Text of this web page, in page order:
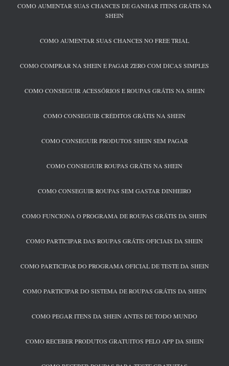
COMO AUMENTAR SUAS CHANCES DE GANHAR ITENS GRÁTIS NA
SHEIN
COMO AUMENTAR SUAS CHANCES NO FREE TRIAL
COMO COMPRAR NA SHEIN E PAGAR ZERO COM DICAS SIMPLES
COMO CONSEGUIR ACESSÓRIOS E ROUPAS GRÁTIS NA SHEIN
COMO CONSEGUIR CRÉDITOS GRÁTIS NA SHEIN
COMO CONSEGUIR PRODUTOS SHEIN SEM PAGAR
COMO CONSEGUIR ROUPAS GRÁTIS NA SHEIN
COMO CONSEGUIR ROUPAS SEM GASTAR DINHEIRO
COMO FUNCIONA O PROGRAMA DE ROUPAS GRÁTIS DA SHEIN
COMO PARTICIPAR DAS ROUPAS GRÁTIS OFICIAIS DA SHEIN
COMO PARTICIPAR DO PROGRAMA OFICIAL DE TESTE DA SHEIN
COMO PARTICIPAR DO SISTEMA DE ROUPAS GRÁTIS DA SHEIN
COMO PEGAR ITENS DA SHEIN ANTES DE TODO MUNDO
COMO RECEBER PRODUTOS GRATUITOS PELO APP DA SHEIN